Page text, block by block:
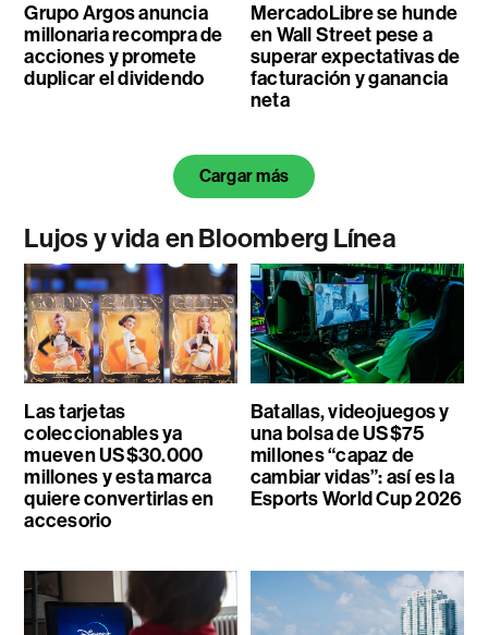
Grupo Argos anuncia
millonaria recompra de
acciones y promete
duplicar el dividendo
MercadoLibre se hunde
en Wall Street pese a
superar expectativas de
facturación y ganancia
neta
Cargar más
Lujos y vida en Bloomberg Línea
Las tarjetas
coleccionables ya
mueven US$30.000
millones y esta marca
quiere convertirlas en
accesorio
Batallas, videojuegos y
una bolsa de US$75
millones “capaz de
cambiar vidas”: así es la
Esports World Cup 2026